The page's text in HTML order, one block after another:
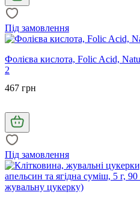
Під замовлення
Фолієва кислота, Folic Acid,
2
467 грн
Під замовлення